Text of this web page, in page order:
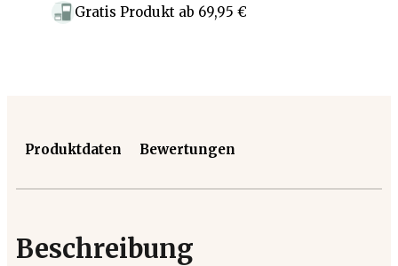
Gratis Produkt ab 69,95 €
Produktdaten Bewertungen
Beschreibung